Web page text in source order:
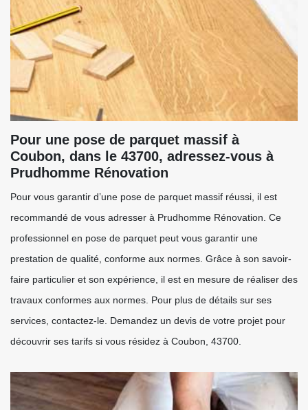
Pour une pose de parquet massif à
Coubon, dans le 43700, adressez-vous à
Prudhomme Rénovation
Pour vous garantir d’une pose de parquet massif réussi, il est
recommandé de vous adresser à Prudhomme Rénovation. Ce
professionnel en pose de parquet peut vous garantir une
prestation de qualité, conforme aux normes. Grâce à son savoir-
faire particulier et son expérience, il est en mesure de réaliser des
travaux conformes aux normes. Pour plus de détails sur ses
services, contactez-le. Demandez un devis de votre projet pour
découvrir ses tarifs si vous résidez à Coubon, 43700.